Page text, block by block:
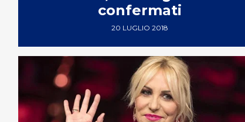
confermati
20 LUGLIO 2018